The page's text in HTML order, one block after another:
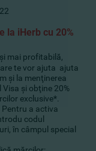
la iHerb cu 20%
mai profitabilă,
te vor ajuta ajuta
şi la menţinerea
şi obţine 20%
exclusive*.
Pentru a activa
codul
în câmpul special